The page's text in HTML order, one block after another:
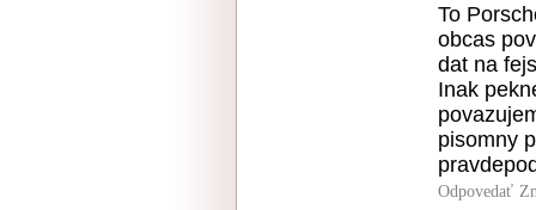
To
obcas
dat na
Inak
pisomny
Odpovedať